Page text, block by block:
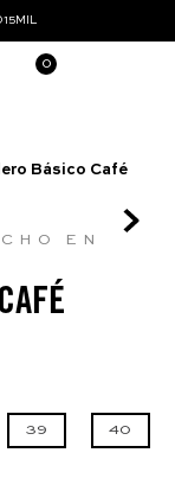
0
Básico Café
EN
39 40